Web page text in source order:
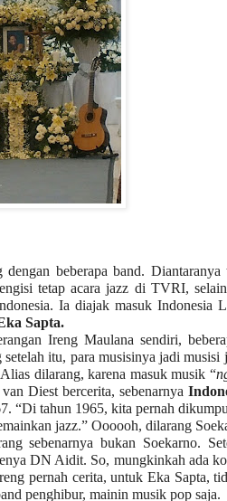
beberapa band. Diantaranya
tetap acara jazz di TVRI,
Ia diajak masuk Indonesia
Sapta.
Ireng Maulana sendiri,
itu, para musisinya jadi musisi
dilarang, karena masuk musik “
Diest bercerita, sebenarnya
“Di tahun 1965, kita pernah
jazz.” Oooooh, dilarang
sebenarnya bukan Soekarno.
DN Aidit. So, mungkinkah ada
pernah cerita, untuk Eka Sapta,
penghibur, mainin musik pop saja.